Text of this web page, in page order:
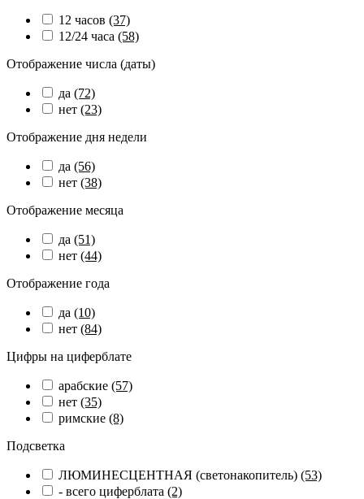
12 часов (37)
12/24 часа (58)
Отображение числа (даты)
да (72)
нет (23)
Отображение дня недели
да (56)
нет (38)
Отображение месяца
да (51)
нет (44)
Отображение года
да (10)
нет (84)
Цифры на циферблате
арабские (57)
нет (35)
римские (8)
Подсветка
ЛЮМИНЕСЦЕНТНАЯ (светонакопитель) (53)
- всего циферблата (2)